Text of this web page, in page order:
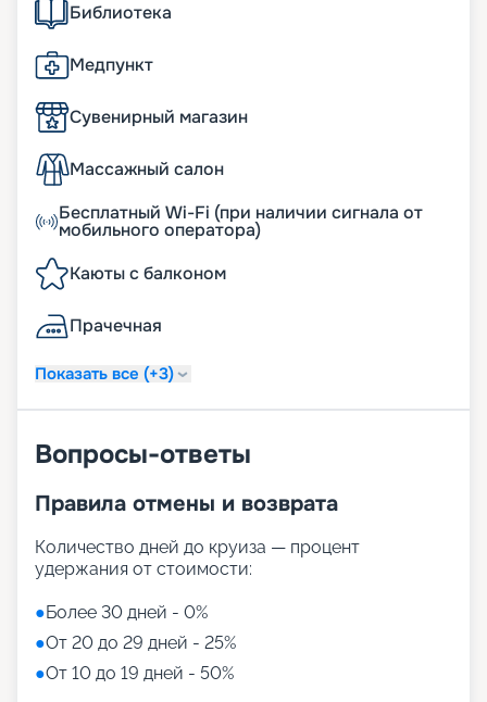
Библиотека
Медпункт
Сувенирный магазин
Массажный салон
Бесплатный Wi-Fi (при наличии сигнала от
мобильного оператора)
Каюты с балконом
Прачечная
Показать все (+3)
Вопросы-ответы
Правила отмены и возврата
Количество дней до круиза — процент
удержания от стоимости:
●Более 30 дней - 0%
●От 20 до 29 дней - 25%
●От 10 до 19 дней - 50%